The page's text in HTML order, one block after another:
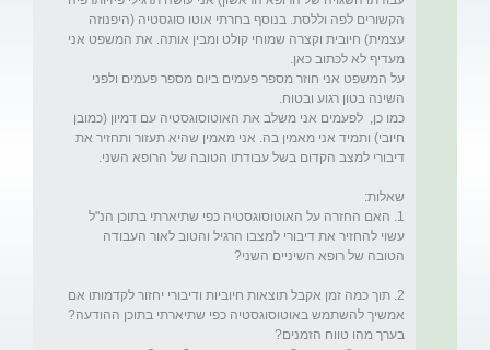
הקשורים לפה וללסת. בנוסף בחרתי אוטו סוגסטיה (היפנוזה
עצמית) חיובית וקצרה שמוחי קולט ומבין אותה. את המשפט אני
על המשפט אני חוזר מספר פעמים ביום מספר פעמים ולפני
כמו כן,  לפעמים אני משלב את האוטוסוגסטיה עם דמיון (כמובן
חיובי) ותמיד אני מאמין בה. אני מאמין שהיא תעזור ותחזיר את
1. האם החזרה על האוטוסוגסטיה כפי שתיארתי בתוכן הנ"ל
עשוי להחזיר את דיבורי למצבו הרגיל והטוב לאור העבודה
2. תוך כמה זמן אקבל תוצאות חיוביות ודיבורי יחזור לקדמותו אם
אמשיך להשתמש באוטוסוגסטיה כפי שתיארתי בתוכן ההודעה?